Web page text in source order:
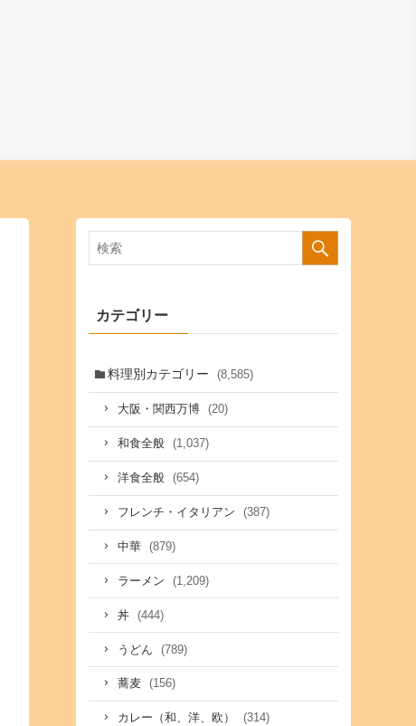
カテゴリー
料理別カテゴリー (8,585)
大阪・関西万博 (20)
和食全般 (1,037)
洋食全般 (654)
フレンチ・イタリアン (387)
中華 (879)
ラーメン (1,209)
丼 (444)
うどん (789)
蕎麦 (156)
カレー（和、洋、欧） (314)